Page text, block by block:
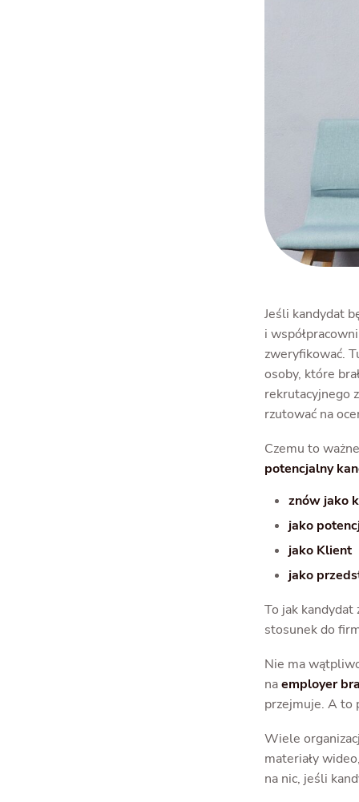
Jeśli kandydat
i
zweryfikować.
osoby, które
rekrutacyjnego
rzutować na
Czemu to
potencjalny
znów jako
jako
jako Klient
jako
To jak
stosunek do
Nie ma
naemployer
przejmuje. A to
Wiele
materiały
na nic, jeśli